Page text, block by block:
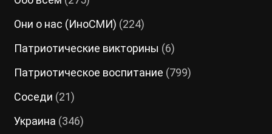
Они о нас (ИноСМИ) (224)
Патриотические викторины (6)
Патриотическое воспитание (799)
Соседи (21)
Украина (346)